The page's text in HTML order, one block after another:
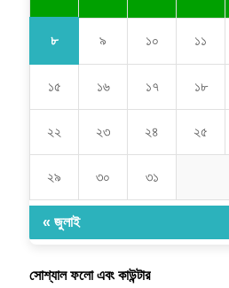
৮ ৯ ১০ ১১
১৫ ১৬ ১৭ ১৮
২২ ২৩ ২৪ ২৫
২৯ ৩০ ৩১
« জুলাই
সোশ্যাল ফলো এবং কাউন্টার